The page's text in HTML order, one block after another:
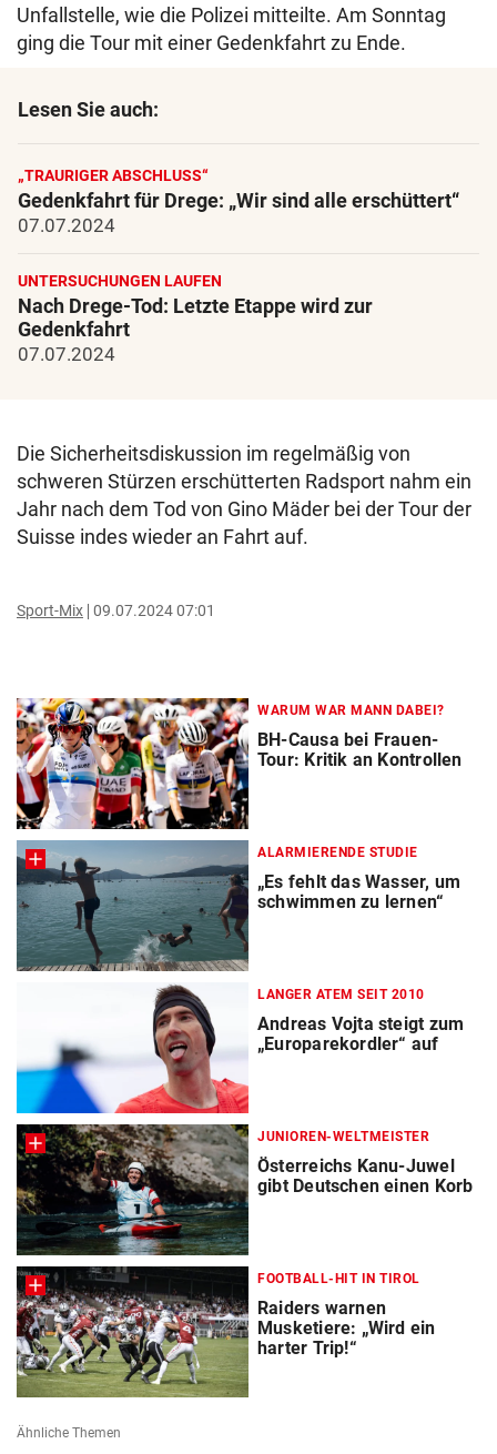
Unfallstelle, wie die Polizei mitteilte. Am Sonntag
ging die Tour mit einer Gedenkfahrt zu Ende.
Lesen Sie auch:
„TRAURIGER ABSCHLUSS“
Gedenkfahrt für Drege: „Wir sind alle erschüttert“
07.07.2024
UNTERSUCHUNGEN LAUFEN
Nach Drege-Tod: Letzte Etappe wird zur
Gedenkfahrt
07.07.2024
Die Sicherheitsdiskussion im regelmäßig von
schweren Stürzen erschütterten Radsport nahm ein
Jahr nach dem Tod von Gino Mäder bei der Tour der
Suisse indes wieder an Fahrt auf.
Sport-Mix 09.07.2024 07:01
WARUM WAR MANN DABEI?
BH-Causa bei Frauen-
Tour: Kritik an Kontrollen
ALARMIERENDE STUDIE
„Es fehlt das Wasser, um
schwimmen zu lernen“
LANGER ATEM SEIT 2010
Andreas Vojta steigt zum
„Europarekordler“ auf
JUNIOREN-WELTMEISTER
Österreichs Kanu-Juwel
gibt Deutschen einen Korb
FOOTBALL-HIT IN TIROL
Raiders warnen
Musketiere: „Wird ein
harter Trip!“
Ähnliche Themen